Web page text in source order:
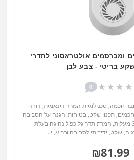
ומכרסמים אולטראסוני לחדרי
בריטי - צבע לבן
0
חכמה, טכנולוגיית המרה דינאמית, דוחה
תכנון שקט, בטיחות והגנה על הסביבה
2. נהיגה רב-כיוונית של 360 מעלות, המרת תדר גל כפול נהיגה בעלת
שקט, ידידותי לסביבה ובריא, י..
₪81.99